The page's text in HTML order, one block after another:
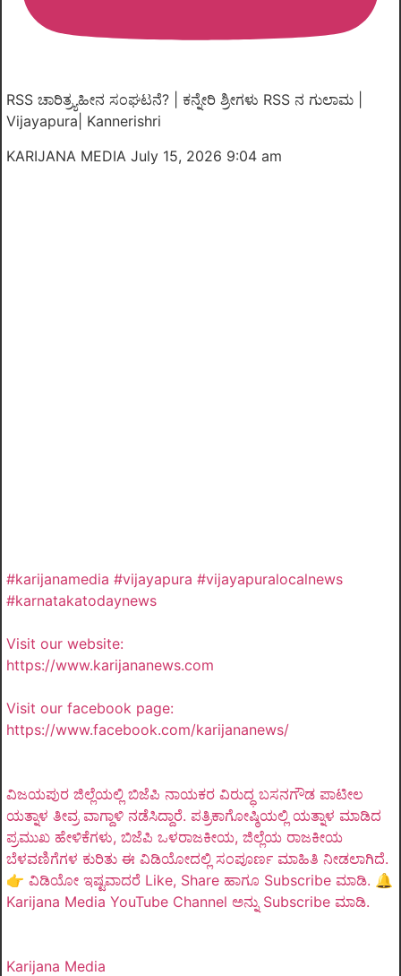
RSS ಚಾರಿತ್ರ್ಯಹೀನ ಸಂಘಟನೆ? | ಕನ್ನೇರಿ ಶ್ರೀಗಳು RSS ನ ಗುಲಾಮ |
Vijayapura| Kannerishri
KARIJANA MEDIA July 15, 2026 9:04 am
#karijanamedia #vijayapura #vijayapuralocalnews
#karnatakatodaynews
Visit our website:
https://www.karijananews.com
Visit our facebook page:
https://www.facebook.com/karijananews/
ವಿಜಯಪುರ ಜಿಲ್ಲೆಯಲ್ಲಿ ಬಿಜೆಪಿ ನಾಯಕರ ವಿರುದ್ಧ ಬಸನಗೌಡ ಪಾಟೀಲ
ಯತ್ನಾಳ ತೀವ್ರ ವಾಗ್ದಾಳಿ ನಡೆಸಿದ್ದಾರೆ. ಪತ್ರಿಕಾಗೋಷ್ಠಿಯಲ್ಲಿ ಯತ್ನಾಳ ಮಾಡಿದ
ಪ್ರಮುಖ ಹೇಳಿಕೆಗಳು, ಬಿಜೆಪಿ ಒಳರಾಜಕೀಯ, ಜಿಲ್ಲೆಯ ರಾಜಕೀಯ
ಬೆಳವಣಿಗೆಗಳ ಕುರಿತು ಈ ವಿಡಿಯೋದಲ್ಲಿ ಸಂಪೂರ್ಣ ಮಾಹಿತಿ ನೀಡಲಾಗಿದೆ.
👉 ವಿಡಿಯೋ ಇಷ್ಟವಾದರೆ Like, Share ಹಾಗೂ Subscribe ಮಾಡಿ. 🔔
Karijana Media YouTube Channel ಅನ್ನು Subscribe ಮಾಡಿ.
Karijana Media